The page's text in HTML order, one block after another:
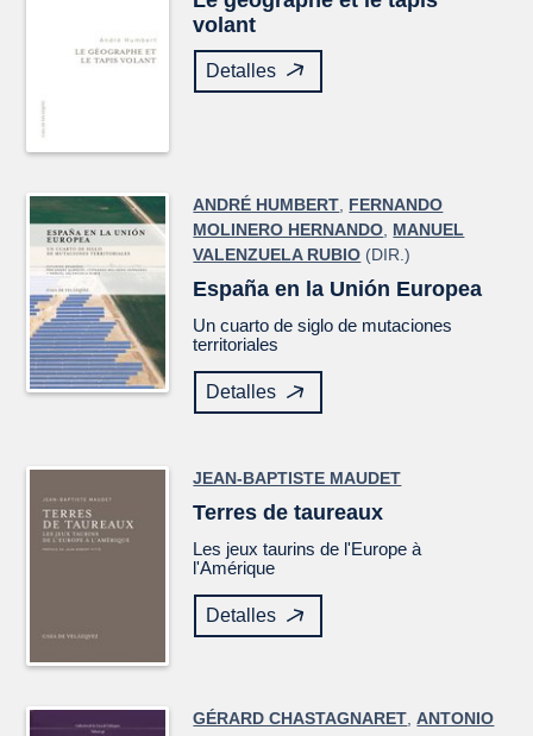
volant
Detalles
ANDRÉ HUMBERT, FERNANDO
MOLINERO HERNANDO, MANUEL
VALENZUELA RUBIO (DIR.)
España en la Unión Europea
Un cuarto de siglo de mutaciones
territoriales
Detalles
JEAN-BAPTISTE MAUDET
Terres de taureaux
Les jeux taurins de l'Europe à
l'Amérique
Detalles
GÉRARD CHASTAGNARET ,ANTONIO